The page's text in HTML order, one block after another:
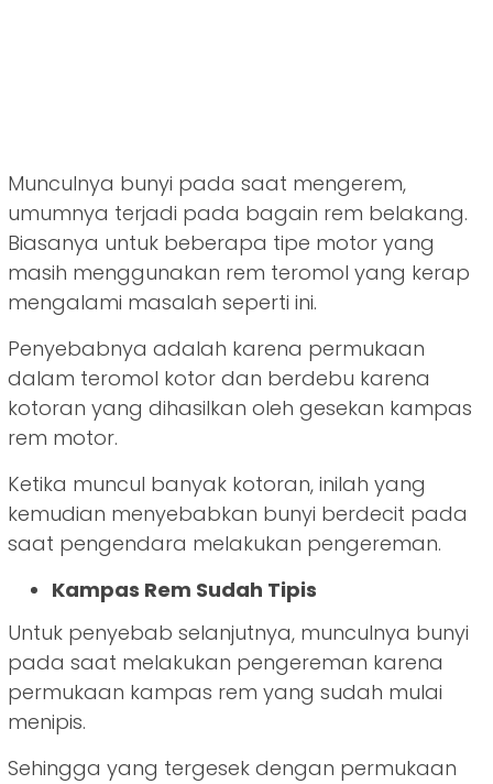
Munculnya bunyi pada saat mengerem,
umumnya terjadi pada bagain rem belakang.
Biasanya untuk beberapa tipe motor yang
masih menggunakan rem teromol yang kerap
mengalami masalah seperti ini.
Penyebabnya adalah karena permukaan
dalam teromol kotor dan berdebu karena
kotoran yang dihasilkan oleh gesekan kampas
rem motor.
Ketika muncul banyak kotoran, inilah yang
kemudian menyebabkan bunyi berdecit pada
saat pengendara melakukan pengereman.
Kampas Rem Sudah Tipis
Untuk penyebab selanjutnya, munculnya bunyi
pada saat melakukan pengereman karena
permukaan kampas rem yang sudah mulai
menipis.
Sehingga yang tergesek dengan permukaan